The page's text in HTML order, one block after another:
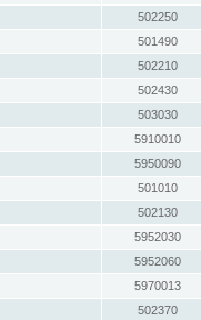
502250
501490
502210
502430
503030
5910010
5950090
501010
502130
5952030
5952060
5970013
502370